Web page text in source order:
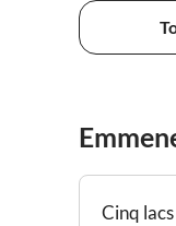
Cinq lacs